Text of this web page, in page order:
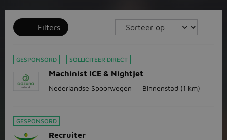
Filters
GESPONSORD SOLLICITEER DIRECT
Machinist ICE & Nightjet
Nederlandse Spoorwegen Binnenstad (1 km)
GESPONSORD
Recruiter